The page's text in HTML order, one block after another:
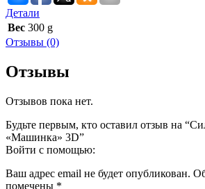
Детали
Вес 300 g
Отзывы (0)
Отзывы
Отзывов пока нет.
Будьте первым, кто оставил отзыв на
«Машинка» 3D”
Войти с помощью:
Ваш адрес email не будет опубликован.
помечены *